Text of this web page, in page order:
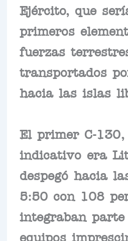
Ejército, que
primeros
fuerzas
transportados
hacia las islas
El primer C-130,
indicativo era
despegó hacia
5:50 con 108
integraban parte
equipos